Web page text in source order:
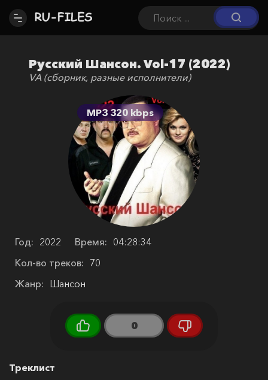
Русский Шансон. Vol-17 (2022)
VA (сборник, разные исполнители)
MP3 320 kbps
Год: 2022 Время: 04:28:34
Кол-во треков: 70
Жанр: Шансон
0
Треклист